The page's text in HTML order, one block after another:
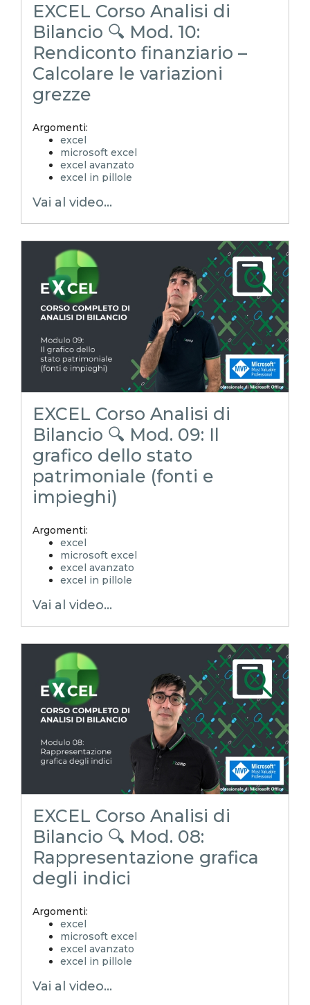
EXCEL Corso Analisi di
Bilancio 🔍 Mod. 10:
Rendiconto finanziario –
Calcolare le variazioni
grezze
Argomenti:
excel
microsoft excel
excel avanzato
excel in pillole
EXCELtrucchiesegreti
xlsx
excel tips
EXCELoltreognilimiteTRUCCHIeSEGRETI
excel facile
excel tutorial italiano
excel magico
emmanuele vietti
corso excel
rendiconto finanziario
indici di bilancio
corso analisi di bilancio
Vai al video...
EXCEL Corso Analisi di
Bilancio 🔍 Mod. 09: Il
grafico dello stato
patrimoniale (fonti e
impieghi)
Argomenti:
excel
microsoft excel
excel avanzato
excel in pillole
EXCELtrucchiesegreti
xlsx
excel tips
EXCELoltreognilimiteTRUCCHIeSEGRETI
excel facile
excel tutorial italiano
excel magico
emmanuele vietti
corso excel
rendiconto finanziario
indici di bilancio
corso analisi di bilancio
Vai al video...
EXCEL Corso Analisi di
Bilancio 🔍 Mod. 08:
Rappresentazione grafica
degli indici
Argomenti:
excel
microsoft excel
excel avanzato
excel in pillole
EXCELtrucchiesegreti
Vai al video...